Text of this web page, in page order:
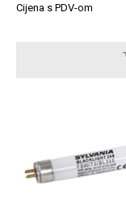
Cijena s PDV-om